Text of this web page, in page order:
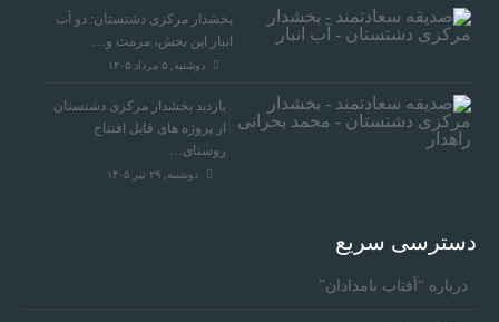
بخشدار مرکزی دشتستان: دو آب
انبار این بخش، مرمت و…
دوشنبه, ۵ مرداد ۱۴۰۵
بازدید بخشدار مرکزی دشتستان
از پروژه های قابل افتتاح
روستای…
دوشنبه, ۲۹ تیر ۱۴۰۵
دسترسی سریع
درباره “آفتاب بامدادان”